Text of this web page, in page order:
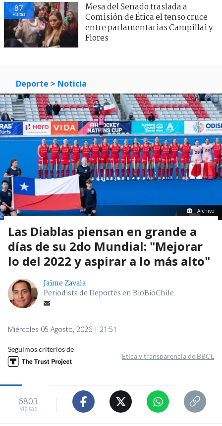
87
visitas
Mesa del Senado traslada a
Comisión de Ética el tenso cruce
entre parlamentarias Campillai y
Flores
Deporte > Noticia
Archivo
Las Diablas piensan en grande a
días de su 2do Mundial: "Mejorar
lo del 2022 y aspirar a lo más alto"
Jaime Zavala
Periodista de Deportes en BioBioChile
Miércoles 05 Agosto, 2026 | 21:51
Seguimos criterios de
Ética y transparencia de BBCL
6803
visitas